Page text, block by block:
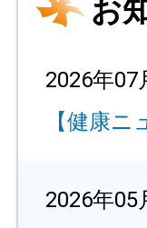
お
2026年07
【健康
2026年05